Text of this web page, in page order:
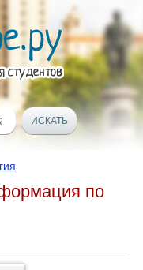
по